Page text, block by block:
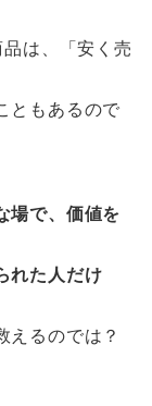
は、「安く売
ともあるので
場で、価値を
れた人だけ
えるのでは？